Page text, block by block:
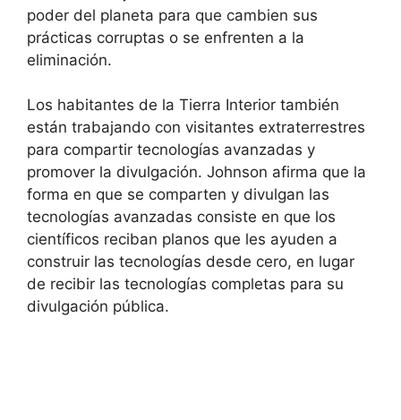
poder del planeta para que cambien sus
prácticas corruptas o se enfrenten a la
eliminación.
Los habitantes de la Tierra Interior también
están trabajando con visitantes extraterrestres
para compartir tecnologías avanzadas y
promover la divulgación. Johnson afirma que la
forma en que se comparten y divulgan las
tecnologías avanzadas consiste en que los
científicos reciban planos que les ayuden a
construir las tecnologías desde cero, en lugar
de recibir las tecnologías completas para su
divulgación pública.